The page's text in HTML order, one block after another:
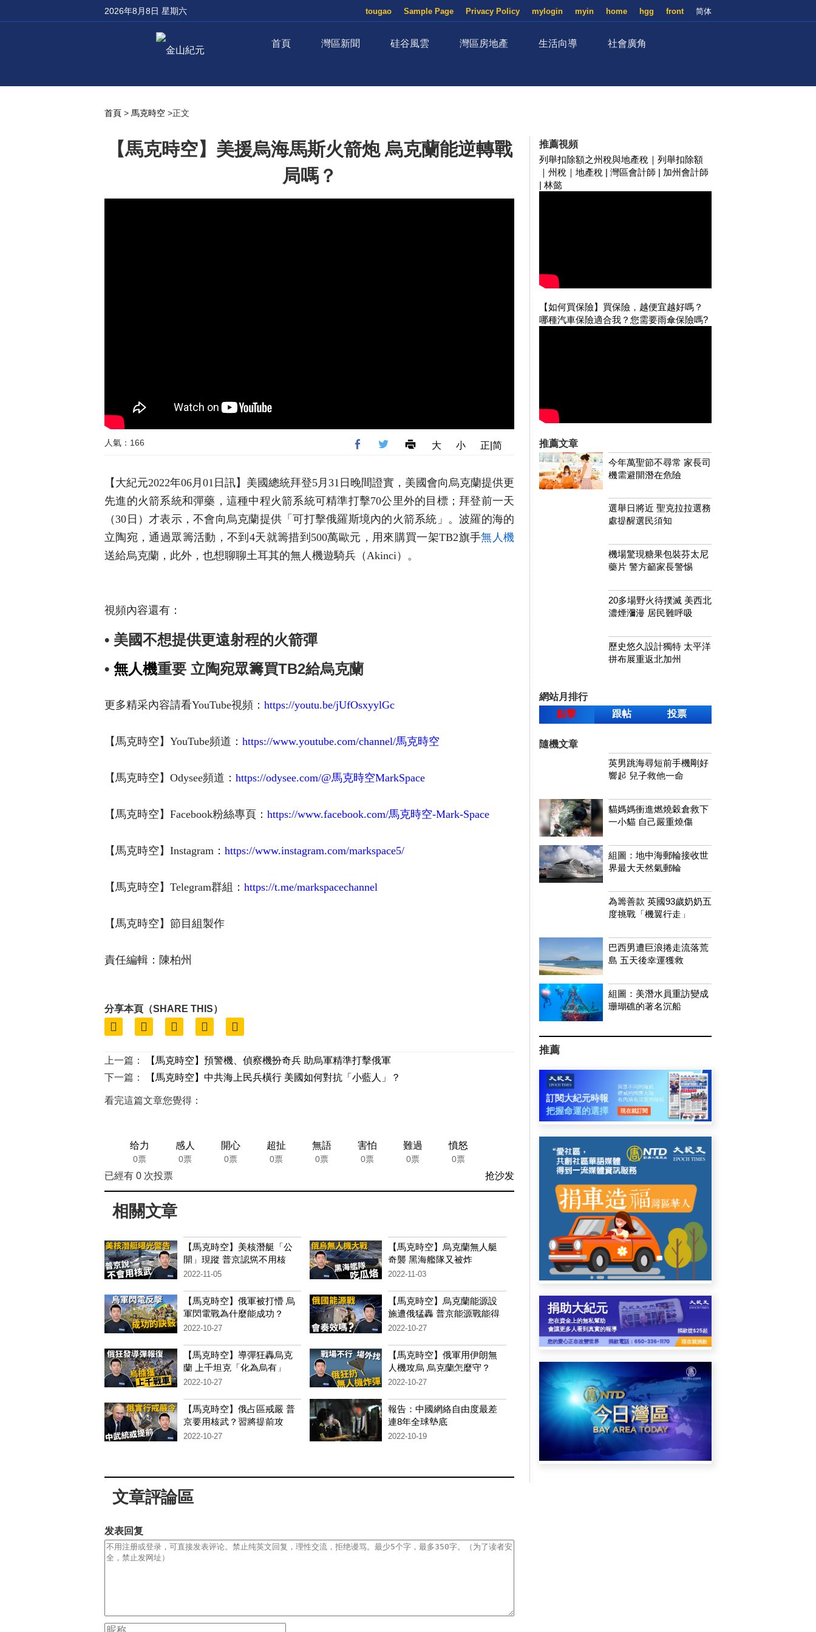
2026年8月8日 星期六 简体
front
hgg
home
myin
mylogin
Privacy Policy
Sample Page
tougao
首頁 灣區新聞 硅谷風雲 灣區房地產 生活向導 社會廣角
首頁 > 馬克時空 >正文
【馬克時空】美援烏海馬斯火箭炮 烏克蘭能逆轉戰
局嗎？
人氣：166 大 小 正|简
【大紀元2022年06月01日訊】美國總統拜登5月31日晚間證實，美國會向烏克蘭提供更
先進的火箭系統和彈藥，這種中程火箭系統可精準打擊70公里外的目標；拜登前一天
（30日）才表示，不會向烏克蘭提供「可打擊俄羅斯境內的火箭系統」。波羅的海的
立陶宛，通過眾籌活動，不到4天就籌措到500萬歐元，用來購買一架TB2旗手無人機
送給烏克蘭，此外，也想聊聊土耳其的無人機遊騎兵（Akinci）。
視頻內容還有：
• 美國不想提供更遠射程的火箭彈
• 無人機重要 立陶宛眾籌買TB2給烏克蘭
更多精采內容請看YouTube視頻： https://youtu.be/jUfOsxyylGc
【馬克時空】YouTube頻道： https://www.youtube.com/channel/馬克時空
【馬克時空】Odysee頻道： https://odysee.com/@馬克時空MarkSpace
【馬克時空】Facebook粉絲專頁： https://www.facebook.com/馬克時空-Mark-Space
【馬克時空】 Instagram： https://www.instagram.com/markspace5/
【馬克時空】Telegram群組： https://t.me/markspacechannel
【馬克時空】節目組製作
責任編輯：陳柏州
分享本頁（SHARE THIS）
上一篇：
【馬克時空】預警機、偵察機扮奇兵 助烏軍精準打擊俄軍
下一篇：
【馬克時空】中共海上民兵橫行 美國如何對抗「小藍人」？
看完這篇文章您覺得：
给力
0票
感人
0票
開心
0票
超扯
0票
無語
0票
害怕
0票
難過
0票
憤怒
0票
已經有 0 次投票 抢沙发
相關文章
【馬克時空】美核潛艇「公
開」現蹤 普京認慫不用核
武？
2022-11-05
【馬克時空】烏克蘭無人艇
奇襲 黑海艦隊又被炸
2022-11-03
【馬克時空】俄軍被打懵 烏
軍閃電戰為什麼能成功？
2022-10-27
【馬克時空】烏克蘭能源設
施遭俄猛轟 普京能源戰能得
逞嗎？
2022-10-27
【馬克時空】導彈狂轟烏克
蘭 上千坦克「化為烏有」
2022-10-27
【馬克時空】俄軍用伊朗無
人機攻烏 烏克蘭怎麼守？
2022-10-27
【馬克時空】俄占區戒嚴 普
京要用核武？習將提前攻
台？
2022-10-27
報告：中國網絡自由度最差
連8年全球墊底
2022-10-19
文章評論區
发表回复
推薦視頻
列舉扣除額之州稅與地產稅｜列舉扣除額
｜州稅｜地產稅 | 灣區會計師 | 加州會計師
| 林懿
【如何買保險】買保險，越便宜越好嗎？
哪種汽車保險適合我？您需要雨傘保險嗎?
推薦文章
今年萬聖節不尋常 家長司
機需避開潛在危險
選舉日將近 聖克拉拉選務
處提醒選民須知
機場驚現糖果包裝芬太尼
藥片 警方籲家長警惕
20多場野火待撲滅 美西北
濃煙瀰漫 居民難呼吸
歷史悠久設計獨特 太平洋
拼布展重返北加州
網站月排行
點擊
跟帖 投票
隨機文章
英男跳海尋短前手機剛好
響起 兒子救他一命
貓媽媽衝進燃燒穀倉救下
一小貓 自己嚴重燒傷
組圖：地中海郵輪接收世
界最大天然氣郵輪
為籌善款 英國93歲奶奶五
度挑戰「機翼行走」
巴西男遭巨浪捲走流落荒
島 五天後幸運獲救
組圖：美潛水員重訪變成
珊瑚礁的著名沉船
推薦